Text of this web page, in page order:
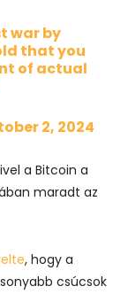
war by
that you
of actual
2, 2024
a Bitcoin a
maradt az
, hogy a
csúcsok